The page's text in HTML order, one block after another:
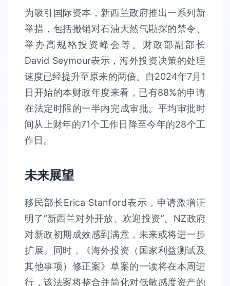
为吸引国际资本，新西兰政府推出一系列新
举措，包括撤销对石油天然气勘探的禁令、
举办高规格投资峰会等。财政部副部长
David Seymour表示，海外投资决策的处理
速度已经提升至原来的两倍。自2024年7月1
日开始的本财政年度来看，已有88%的申请
在法定时限的一半内完成审批。平均审批时
间从上财年的71个工作日降至今年的28个工
作日。
未来展望
移民部长Erica Stanford表示，申请激增证
明了“新西兰对外开放、欢迎投资”。NZ政府
对新政初期成效感到满意，未来或将进一步
扩展。同时，《海外投资（国家利益测试及
其他事项）修正案》草案的一读将在本周进
行，该法案将整合并简化对低敏感度资产的